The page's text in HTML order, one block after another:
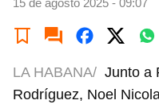
15 de agosto 2025 - 09:07
LA HABANA/ Junto a
Rodríguez, Noel